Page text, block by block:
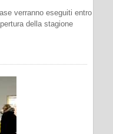
verranno eseguiti entro
della stagione